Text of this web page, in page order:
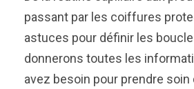
passant par les coiffures
astuces pour définir les
donnerons toutes les
avez besoin pour prendre